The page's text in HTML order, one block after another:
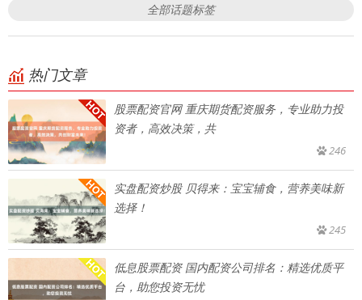
全部话题标签
热门文章
股票配资官网 重庆期货配资服务，专业助力投
资者，高效决策，共
246
实盘配资炒股 贝得来：宝宝辅食，营养美味新
选择！
245
低息股票配资 国内配资公司排名：精选优质平
台，助您投资无忧